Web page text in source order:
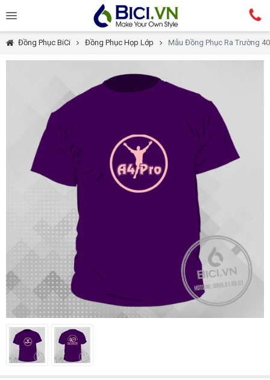
Đồng Phục BiCi Đồng Phục Họp Lớp Mẫu Đồng Phục Ra Trường